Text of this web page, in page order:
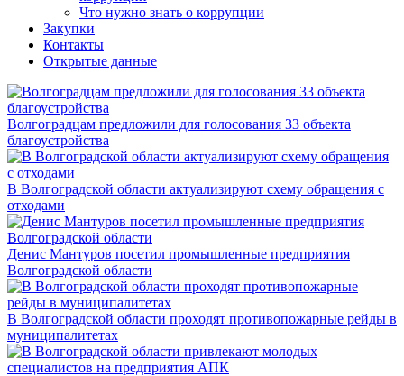
Что нужно знать о коррупции
Закупки
Контакты
Открытые данные
Волгоградцам предложили для голосования 33 объекта
благоустройства
В Волгоградской области актуализируют схему обращения с
отходами
Денис Мантуров посетил промышленные предприятия
Волгоградской области
В Волгоградской области проходят противопожарные рейды в
муниципалитетах